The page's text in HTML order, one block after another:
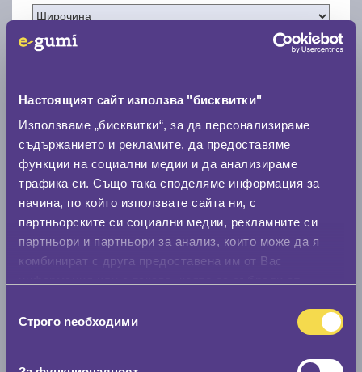
Настоящият сайт използва "бисквитки"
Използваме „бисквитки“, за да персонализираме
съдържанието и рекламите, да предоставяме
функции на социални медии и да анализираме
трафика си. Също така споделяме информация за
начина, по който използвате сайта ни, с
партньорските си социални медии, рекламните си
партньори и партньори за анализ, които може да я
комбинират с друга предоставена им от Вас
наСтрого nеобходими
Нов размер
Стар размер
0 мм.